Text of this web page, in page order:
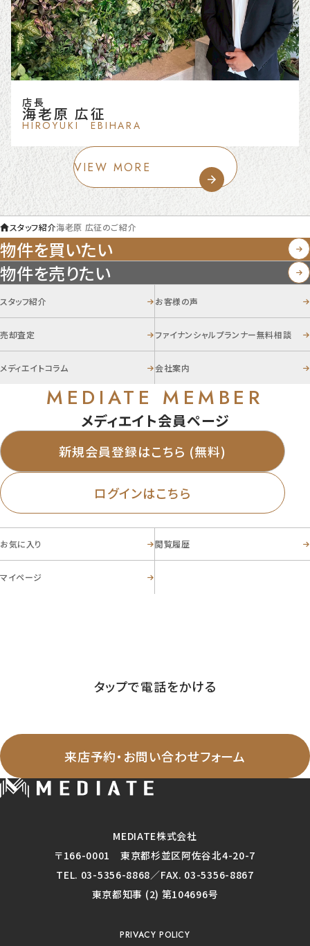
店長
海老原 広征
HIROYUKI EBIHARA
VIEW MORE
スタッフ紹介海老原 広征のご紹介
物件を買いたい
物件を売りたい
スタッフ紹介 お客様の声
売却査定 ファイナンシャルプランナー無料相談
メディエイトコラム 会社案内
MEDIATE MEMBER
メディエイト会員ページ
新規会員登録はこちら (無料)
ログインはこちら
お気に入り 閲覧履歴
マイページ
タップで電話をかける
来店予約・お問い合わせフォーム
MEDIATE株式会社
〒166-0001 東京都杉並区阿佐谷北4-20-7
TEL. 03-5356-8868／FAX. 03-5356-8867
東京都知事 (2) 第104696号
PRIVACY POLICY